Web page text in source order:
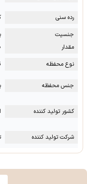
رده سنی
جنسیت
مقدار
نوع محفظه
جنس محفظه
کشور تولید کننده
شرکت تولید کننده